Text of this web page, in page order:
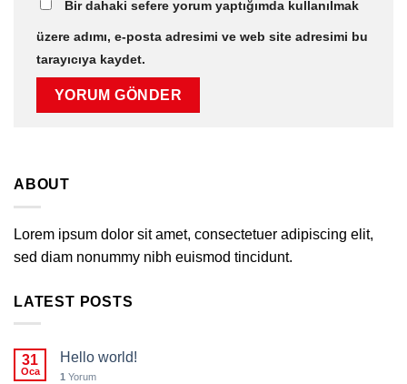
Bir dahaki sefere yorum yaptığımda kullanılmak
üzere adımı, e-posta adresimi ve web site adresimi bu
tarayıcıya kaydet.
ABOUT
Lorem ipsum dolor sit amet, consectetuer adipiscing elit,
sed diam nonummy nibh euismod tincidunt.
LATEST POSTS
31
Oca
Hello world!
1 Yorum